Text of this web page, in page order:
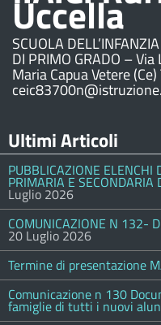
Uccella
SCUOLA
DI PRIMO GRADO –
Maria Capua Vetere
Ultimi Articoli
PUBBLICAZIONE ELENCHI
PRIMARIA E
Luglio 2026
COMUNICAZIONE N 132-
20 Luglio 2026
Termine di presentazione
Comunicazione n 130
famiglie di tutti i nuovi